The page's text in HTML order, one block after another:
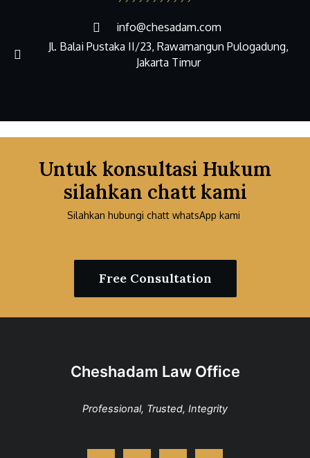
info@chesadam.com
Jl. Balai Pustaka II/23, Rawamangun Pulogadung,
Jakarta Timur
Untuk konsultasi Hukum
silahkan chatt kami
Silahkan hubungi chatt whatsApp kami
Free Consultation
Cheshadam Law Office
Professional, Trusted, Integrity